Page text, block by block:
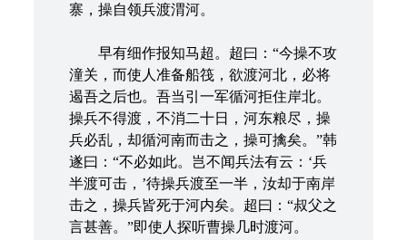
寨，操自领兵渡渭河。
早有细作报知马超。超曰：“今操不攻
潼关，而使人准备船筏，欲渡河北，必将
遏吾之后也。吾当引一军循河拒住岸北。
操兵不得渡，不消二十日，河东粮尽，操
兵必乱，却循河南而击之，操可擒矣。”韩
遂曰：“不必如此。岂不闻兵法有云：‘兵
半渡可击，’待操兵渡至一半，汝却于南岸
击之，操兵皆死于河内矣。超曰：“叔父之
言甚善。”即使人探听曹操几时渡河。